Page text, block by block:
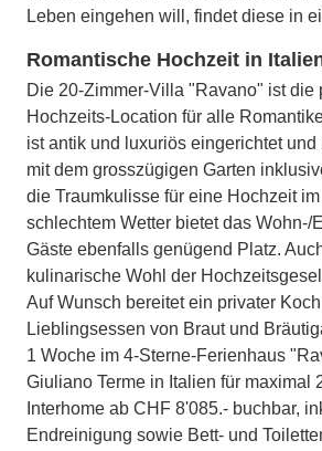
Leben eingehen will, findet diese in
Romantische Hochzeit in
Die 20-Zimmer-Villa "Ravano" ist die
Hochzeits-Location für alle
ist antik und luxuriös eingerichtet und
mit dem grosszügigen Garten
die Traumkulisse für eine Hochzeit
schlechtem Wetter bietet das Wohn-/
Gäste ebenfalls genügend Platz.
kulinarische Wohl der
Auf Wunsch bereitet ein privater
Lieblingsessen von Braut und
1 Woche im 4-Sterne-Ferienhaus
Giuliano Terme in Italien für maximal
Interhome ab CHF 8'085.- buchbar,
Endreinigung sowie Bett- und